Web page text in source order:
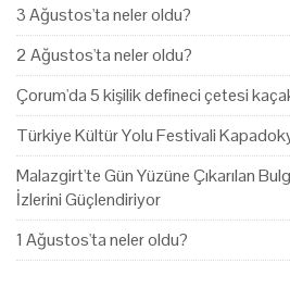
3 Ağustos'ta neler oldu?
2 Ağustos'ta neler oldu?
Çorum'da 5 kişilik defineci çetesi
Türkiye Kültür Yolu Festivali
Malazgirt'te Gün Yüzüne Çıkarılan
İzlerini Güçlendiriyor
1 Ağustos'ta neler oldu?